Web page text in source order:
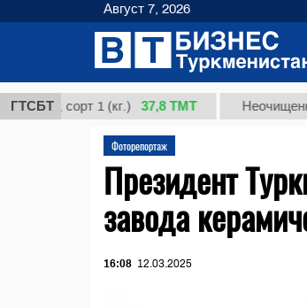
ГТСБТ
сорт 1 (кг.) 37,8 ТМТ Неочищенная
Фоторепортаж
Президент
завода
16:08 12.03.2025
Август 7, 2026